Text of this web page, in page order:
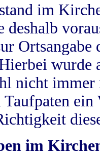
im
wurde
nicht
im